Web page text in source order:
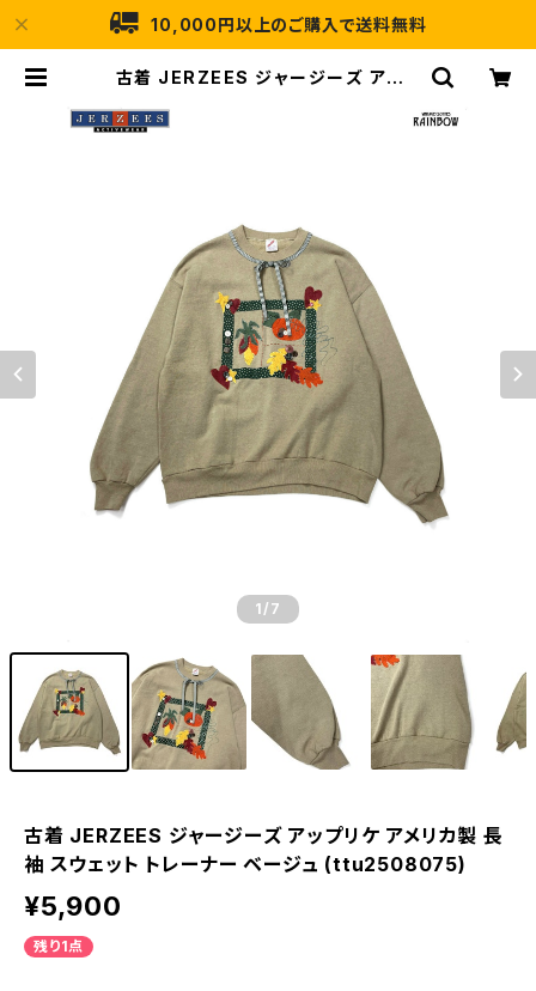
10,000円以上のご購入で送料無料
古着 JERZEES ジャージーズ アップ
ーナー ベージュ (ttu2508075) |
1 /7
古着 JERZEES ジャージーズ アップリケ アメリカ製 長
袖 スウェット トレーナー ベージュ (ttu2508075)
¥5,900
残り1点